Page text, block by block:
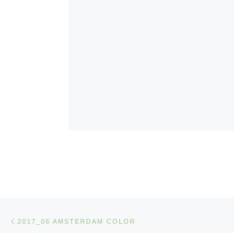
Beitragsnavigation
2017_06 AMSTERDAM COLOR